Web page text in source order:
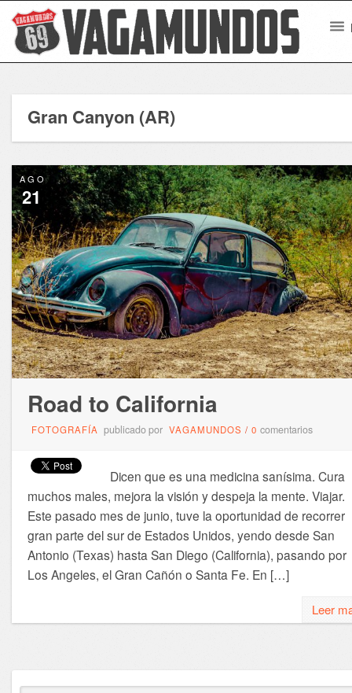
Gran Canyon (AR)
AGO
21
Road to California
FOTOGRAFÍA publicado por VAGAMUNDOS / 0 comentarios
Dicen que es una medicina sanísima. Cura
muchos males, mejora la visión y despeja la mente. Viajar.
Este pasado mes de junio, tuve la oportunidad de recorrer
gran parte del sur de Estados Unidos, yendo desde San
Antonio (Texas) hasta San Diego (California), pasando por
Los Angeles, el Gran Cañón o Santa Fe. En […]
Leer